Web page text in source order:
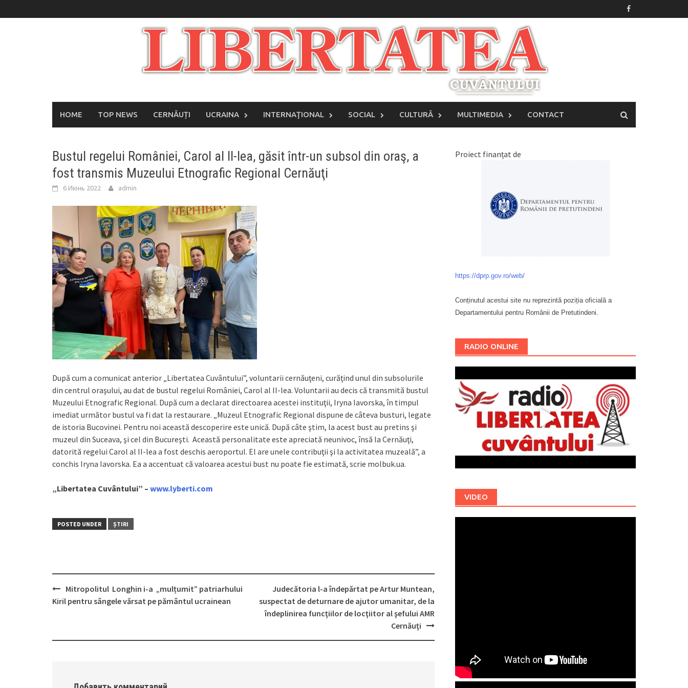
to
HOME TOP NEWS CERNĂUȚI UCRAINA INTERNAŢIONAL SOCIAL CULTURĂ MULTIMEDIA CONTACT
Bustul regelui României, Carol al II-lea, găsit într-un subsol din oraş, a
fost transmis Muzeului Etnografic Regional Cernăuţi
6 Июнь 2022 admin
După cum a comunicat anterior „Libertatea Cuvântului”, voluntarii cernăuţeni, curăţind unul din subsolurile
din centrul oraşului, au dat de bustul regelui României, Carol al II-lea. Voluntarii au decis că transmită bustul
Muzeului Etnografic Regional. După cum a declarat directoarea acestei instituţii, Iryna Iavorska, în timpul
imediat următor bustul va fi dat la restaurare. „Muzeul Etnografic Regional dispune de câteva busturi, legate
de istoria Bucovinei. Pentru noi această descoperire este unică. După câte ştim, la acest bust au pretins şi
muzeul din Suceava, şi cel din Bucureşti. Această personalitate este apreciată neunivoc, însă la Cernăuţi,
datorită regelui Carol al II-lea a fost deschis aeroportul. El are unele contribuţii şi la activitatea muzeală”, a
conchis Iryna Iavorska. Ea a accentuat că valoarea acestui bust nu poate fie estimată, scrie molbuk.ua.
„Libertatea Cuvântului” – www.lyberti.com
POSTED UNDER ȘTIRI
Post
Mitropolitul Longhin i-a „mulțumit” patriarhului
Kiril pentru sângele vărsat pe pământul ucrainean
Judecătoria l-a îndepărtat pe Artur Muntean,
suspectat de deturnare de ajutor umanitar, de la
îndeplinirea funcţiilor de locţiitor al şefului AMR
Cernăuţi
Proiect finanțat de
https://dprp.gov.ro/web/
Conținutul acestui site nu reprezintă poziția oficială a
Departamentului pentru Românii de Pretutindeni.
RADIO ONLINE
VIDEO